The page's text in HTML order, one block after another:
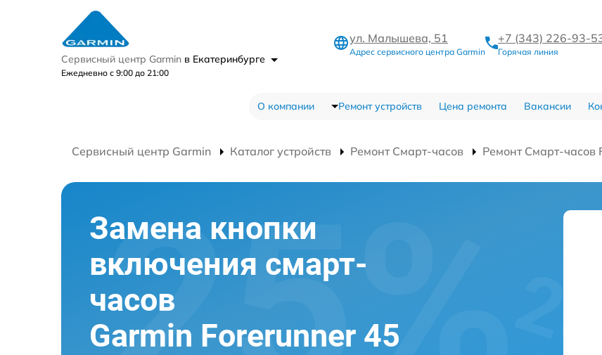
Сервисный центр Garmin в Екатеринбурге
Ежедневно с 9:00 до 21:00
ул. Малышева, 51
Адрес сервисного центра Garmin
+7 (343) 226-93-
Горячая линия
О компании Ремонт устройств Цена ремонта Вакансии
Сервисный центр Garmin Каталог устройств Ремонт Смарт-часов Ремонт Смарт-часов
Замена кнопки
включения смарт-
часов
Garmin Forerunner 45